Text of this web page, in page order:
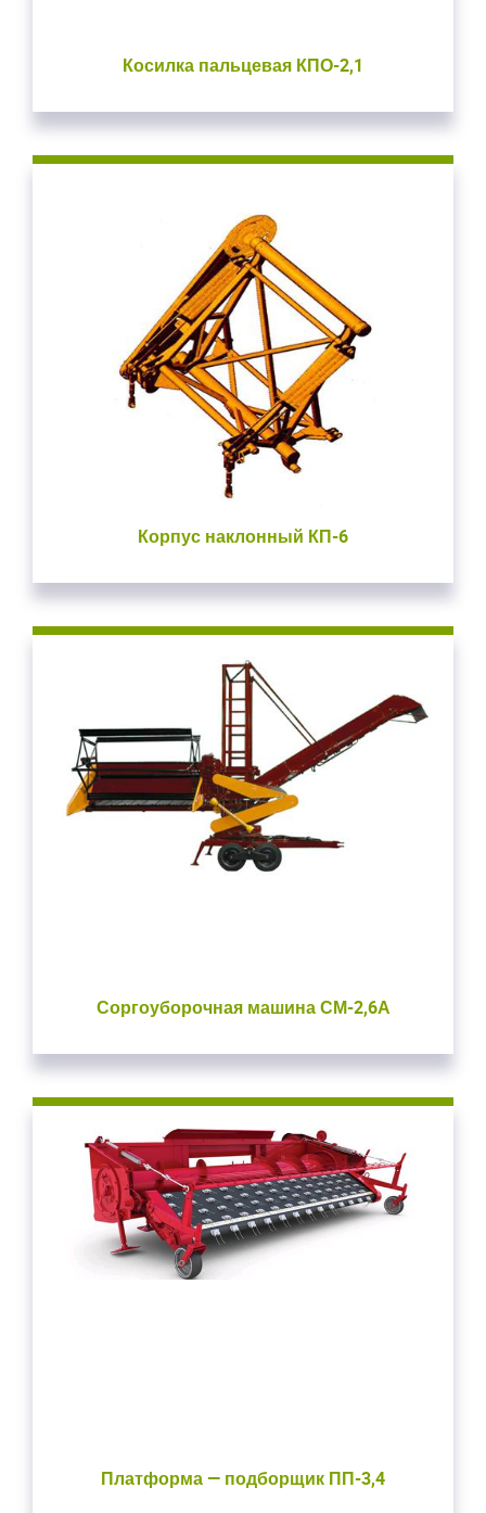
Косилка пальцевая КПО-2,1
Корпус наклонный КП-6
Соргоуборочная машина СМ-2,6А
Платформа — подборщик ПП-3,4
Войдите
Забыли пароль?
С возвращением!
Авторизуйтесь на сайте
введите свой логин и пароль
ВОЙТИ